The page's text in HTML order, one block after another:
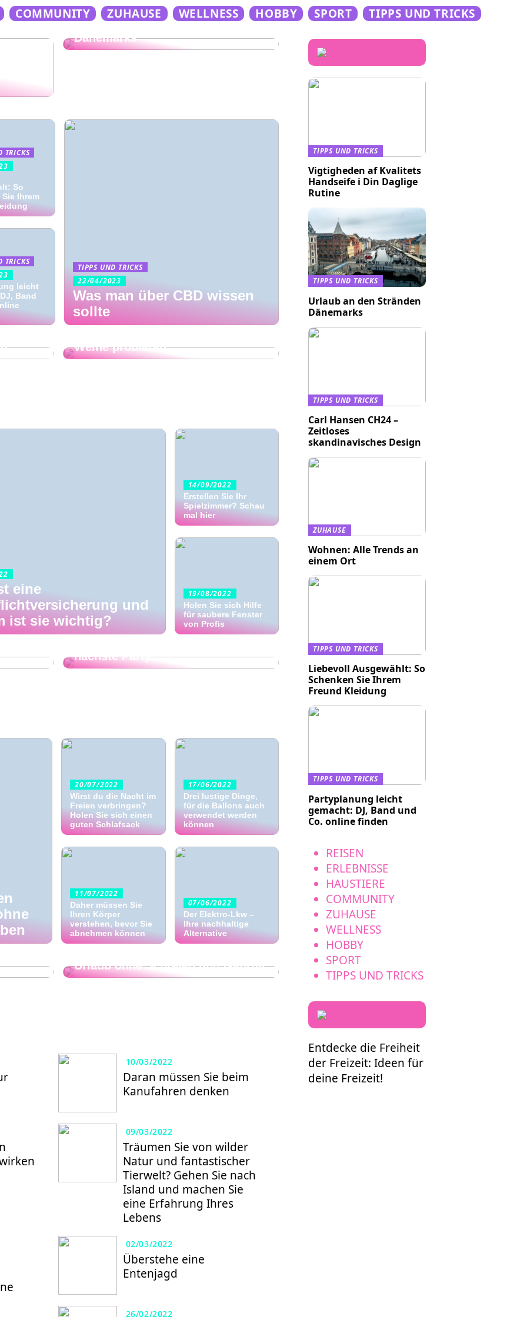
COMMUNITY ZUHAUSE WELLNESS HOBBY SPORT TIPPS UND TRICKS
TIPPS UND TRICKS
Dänemarks
TRICKS
So
Ihrem
TRICKS
leicht
Band
TIPPS UND TRICKS
22/04/2023
Was man über CBD wissen
sollte
01/10/2022
Deshalb sollten Sie
Weine probieren
eine
und
ist sie wichtig?
14/09/2022
Erstellen Sie Ihr
Spielzimmer? Schau
mal hier
19/08/2022
Holen Sie sich Hilfe
für saubere Fenster
von Profis
03/08/2022
nächste Party
20/07/2022
Wirst du die Nacht im
Freien verbringen?
Holen Sie sich einen
guten Schlafsack
11/07/2022
Daher müssen Sie
Ihren Körper
verstehen, bevor Sie
abnehmen können
17/06/2022
Drei lustige Dinge,
für die Ballons auch
verwendet werden
können
07/06/2022
Der Elektro-Lkw –
Ihre nachhaltige
Alternative
19/05/2022
Urlaub ohne Schreien und Gebrüll
10/03/2022
Daran müssen Sie beim
Kanufahren denken
09/03/2022
Träumen Sie von wilder
Natur und fantastischer
Tierwelt? Gehen Sie nach
Island und machen Sie
eine Erfahrung Ihres
Lebens
02/03/2022
Überstehe eine
Entenjagd
26/02/2022
TIPPS UND TRICKS
Vigtigheden af Kvalitets
Handseife i Din Daglige
Rutine
TIPPS UND TRICKS
Urlaub an den Stränden
Dänemarks
TIPPS UND TRICKS
Carl Hansen CH24 –
Zeitloses
skandinavisches Design
ZUHAUSE
Wohnen: Alle Trends an
einem Ort
TIPPS UND TRICKS
Liebevoll Ausgewählt: So
Schenken Sie Ihrem
Freund Kleidung
TIPPS UND TRICKS
Partyplanung leicht
gemacht: DJ, Band und
Co. online finden
REISEN
ERLEBNISSE
HAUSTIERE
COMMUNITY
ZUHAUSE
WELLNESS
HOBBY
SPORT
TIPPS UND TRICKS
Entdecke die Freiheit
der Freizeit: Ideen für
deine Freizeit!